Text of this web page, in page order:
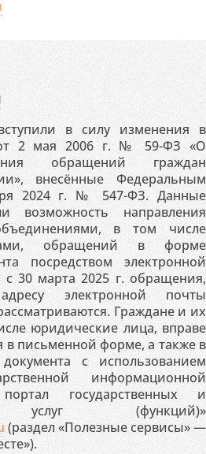
в силу изменения в
2 мая 2006 г. № 59-ФЗ «О
обращений граждан
внесённые Федеральным
2024 г. № 547-ФЗ. Данные
возможность направления
в том числе
обращений в форме
посредством электронной
30 марта 2025 г. обращения,
электронной почты
Граждане и их
юридические лица, вправе
в письменной форме, а также в
с использованием
информационной
государственных и
услуг (функций)»
(раздел «Полезные сервисы» —